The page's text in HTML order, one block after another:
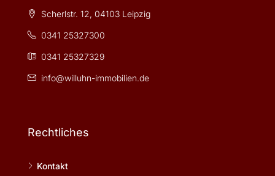
Scherlstr. 12, 04103 Leipzig
0341 25327300
0341 25327329
info@willuhn-immobilien.de
Rechtliches
Kontakt